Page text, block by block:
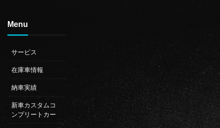
Menu
サービス
在庫車情報
納車実績
新車カスタムコ
ンプリートカー